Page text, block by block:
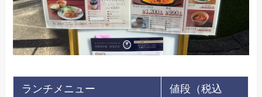
ランチメニュー
値段（税込